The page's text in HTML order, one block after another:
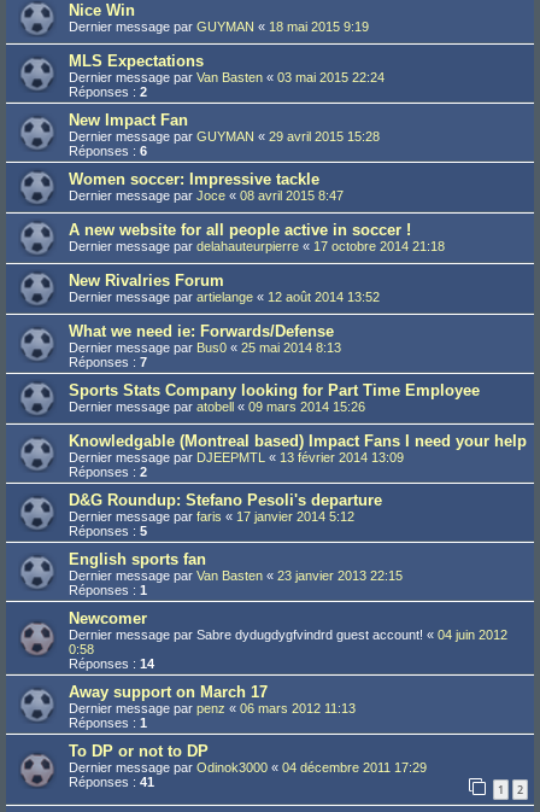
Nice Win
Dernier message par GUYMAN « 18 mai 2015 9:19
MLS Expectations
Dernier message par Van Basten « 03 mai 2015 22:24
Réponses : 2
New Impact Fan
Dernier message par GUYMAN « 29 avril 2015 15:28
Réponses : 6
Women soccer: Impressive tackle
Dernier message par Joce « 08 avril 2015 8:47
A new website for all people active in soccer !
Dernier message par delahauteurpierre « 17 octobre 2014 21:18
New Rivalries Forum
Dernier message par artielange « 12 août 2014 13:52
What we need ie: Forwards/Defense
Dernier message par Bus0 « 25 mai 2014 8:13
Réponses : 7
Sports Stats Company looking for Part Time Employee
Dernier message par atobell « 09 mars 2014 15:26
Knowledgable (Montreal based) Impact Fans I need your help
Dernier message par DJEEPMTL « 13 février 2014 13:09
Réponses : 2
D&G Roundup: Stefano Pesoli's departure
Dernier message par faris « 17 janvier 2014 5:12
Réponses : 5
English sports fan
Dernier message par Van Basten « 23 janvier 2013 22:15
Réponses : 1
Newcomer
Dernier message par Sabre dydugdygfvindrd guest account! « 04 juin 2012
0:58
Réponses : 14
Away support on March 17
Dernier message par penz « 06 mars 2012 11:13
Réponses : 1
To DP or not to DP
Dernier message par Odinok3000 « 04 décembre 2011 17:29
Réponses : 41 1 2